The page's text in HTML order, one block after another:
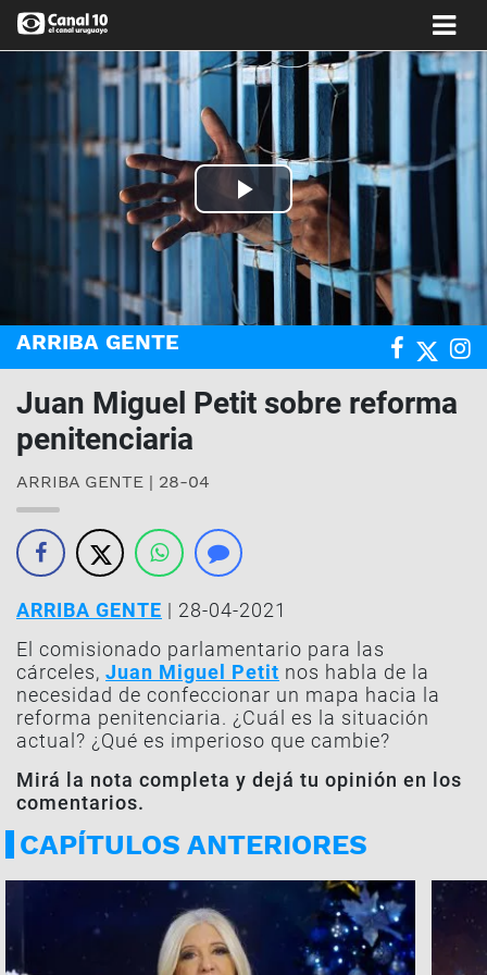
Play
Video
ARRIBA GENTE
Juan Miguel Petit sobre reforma
penitenciaria
ARRIBA GENTE | 28-04
ARRIBA GENTE | 28-04-2021
El comisionado parlamentario para las
cárceles, Juan Miguel Petit nos habla de la
necesidad de confeccionar un mapa hacia la
reforma penitenciaria. ¿Cuál es la situación
actual? ¿Qué es imperioso que cambie?
Mirá la nota completa y dejá tu opinión en los
comentarios.
CAPÍTULOS ANTERIORES